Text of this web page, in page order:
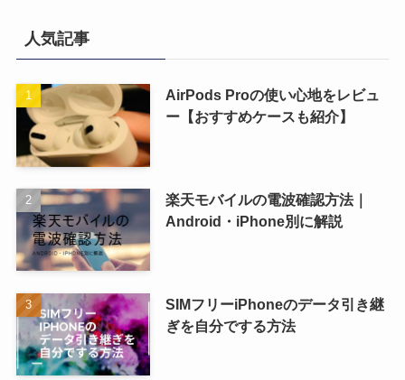
人気記事
AirPods Proの使い心地をレビュ
ー【おすすめケースも紹介】
楽天モバイルの電波確認方法｜
Android・iPhone別に解説
SIMフリーiPhoneのデータ引き継
ぎを自分でする方法